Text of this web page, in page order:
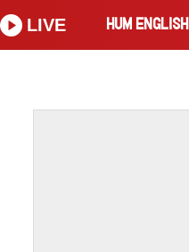
HUM ENGLISH
LIVE